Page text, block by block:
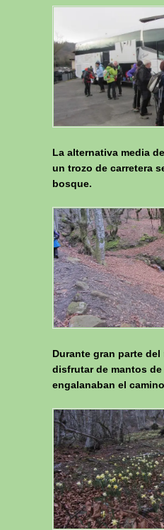
La alternativa media
un trozo de carretera
bosque.
Durante gran parte
disfrutar de mantos
engalanaban el